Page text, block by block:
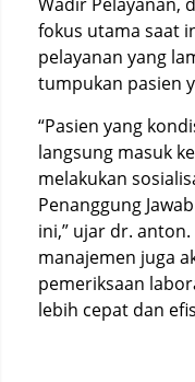
fokus utama saat
pelayanan yang
tumpukan pasien
“Pasien yang
langsung masuk
melakukan
Penanggung
ini,” ujar dr.
manajemen juga
pemeriksaan
lebih cepat dan